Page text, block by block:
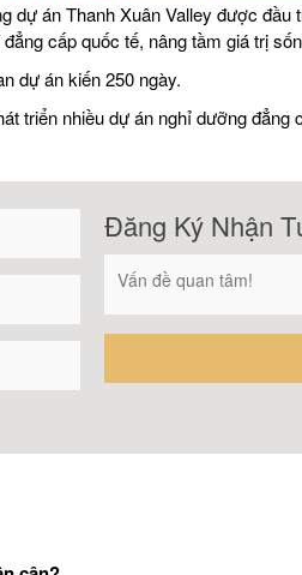
dự án Thanh Xuân Valley được
cấp quốc tế, nâng tầm giá trị
dự án kiến 250 ngày.
triển nhiều dự án nghỉ dưỡng
Đăng Ký Nhận